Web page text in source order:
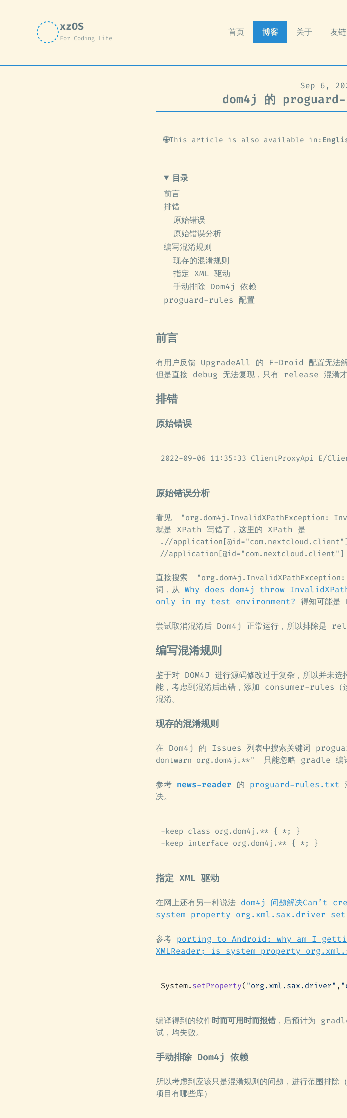
xzOS
For Coding Life
首页 博客 关于 友链
Sep 6,
dom4j 的
🌐This article is also available in:
目录
前言
排错
原始错误
原始错误分析
编写混淆规则
现存的混淆规则
指定 XML 驱动
手动排除 Dom4j 依赖
proguard-rules 配置
前言
有用户反馈 UpgradeAll 的 F-Droid 配置无法解
但是直接 debug 无法复现，只有 release 混淆才
排错
原始错误
2022-09-06 11:35:33 ClientProxyApi E/
原始错误分析
看见 "org.dom4j.InvalidXPathException:
就是 XPath 写错了，这里的 XPath 是
.//application[@id="com.nextcloud.client"]
//application[@id="com.nextcloud.client"]
直接搜索
词，从 Why does dom4j throw
only in my test environment? 得知可能是
尝试取消混淆后 Dom4j 正常运行，所以排除是
编写混淆规则
鉴于对 DOM4J 进行源码修改过于复杂，所以并未
能，考虑到混淆后出错，添加 consumer-rules（
混淆。
现存的混淆规则
在 Dom4j 的 Issues 列表中搜索关键词
dontwarn org.dom4j.**"
只能忽略 gradle 编译
参考 news-reader 的 proguard-rules.txt
决。
-keep class org.dom4j.** { *; }
-keep interface org.dom4j.** { *; }
指定 XML 驱动
在网上还有另一种说法 dom4j 问题解决Can’t
system property org.xml.sax.driver set
参考 porting to Android: why am I
XMLReader; is system property
System. setProperty( "org.xml.sax.driver" ,
编译得到的软件时而可用时而报错 ，后预计为
试，均失败。
手动排除 Dom4j 依赖
所以考虑到应该只是混淆规则的问题，进行范围
项目有哪些库）